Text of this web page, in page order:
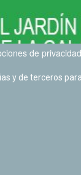
de privacidad
y de terceros